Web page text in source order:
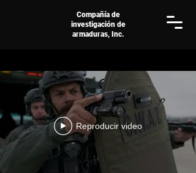
Compañía de
investigación de
armaduras, Inc.
Reproducir video